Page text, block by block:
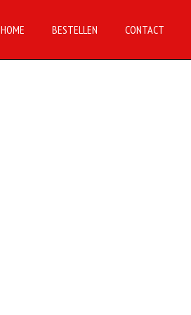
HOME BESTELLEN CONTACT